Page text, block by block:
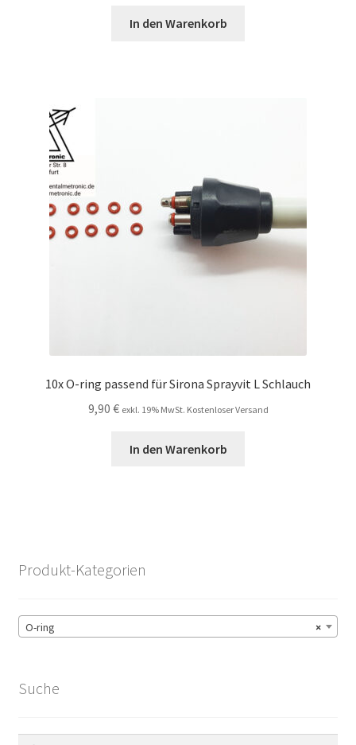
In den Warenkorb
10x O-ring passend für Sirona Sprayvit L Schlauch
9,90 € exkl. 19% MwSt. Kostenloser Versand
In den Warenkorb
Produkt-Kategorien
×
O-ring
Suche